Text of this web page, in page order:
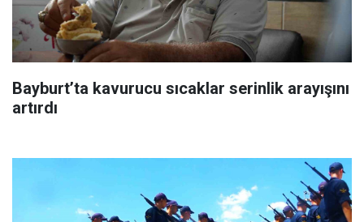
Bayburt’ta kavurucu sıcaklar serinlik arayışını
artırdı